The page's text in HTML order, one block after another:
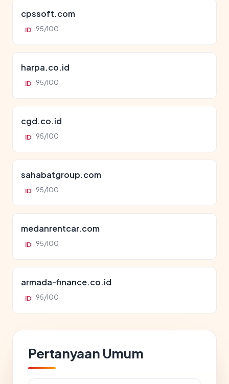
cpssoft.com
ID 95/100
harpa.co.id
ID 95/100
cgd.co.id
ID 95/100
sahabatgroup.com
ID 95/100
medanrentcar.com
ID 95/100
armada-finance.co.id
ID 95/100
Pertanyaan Umum